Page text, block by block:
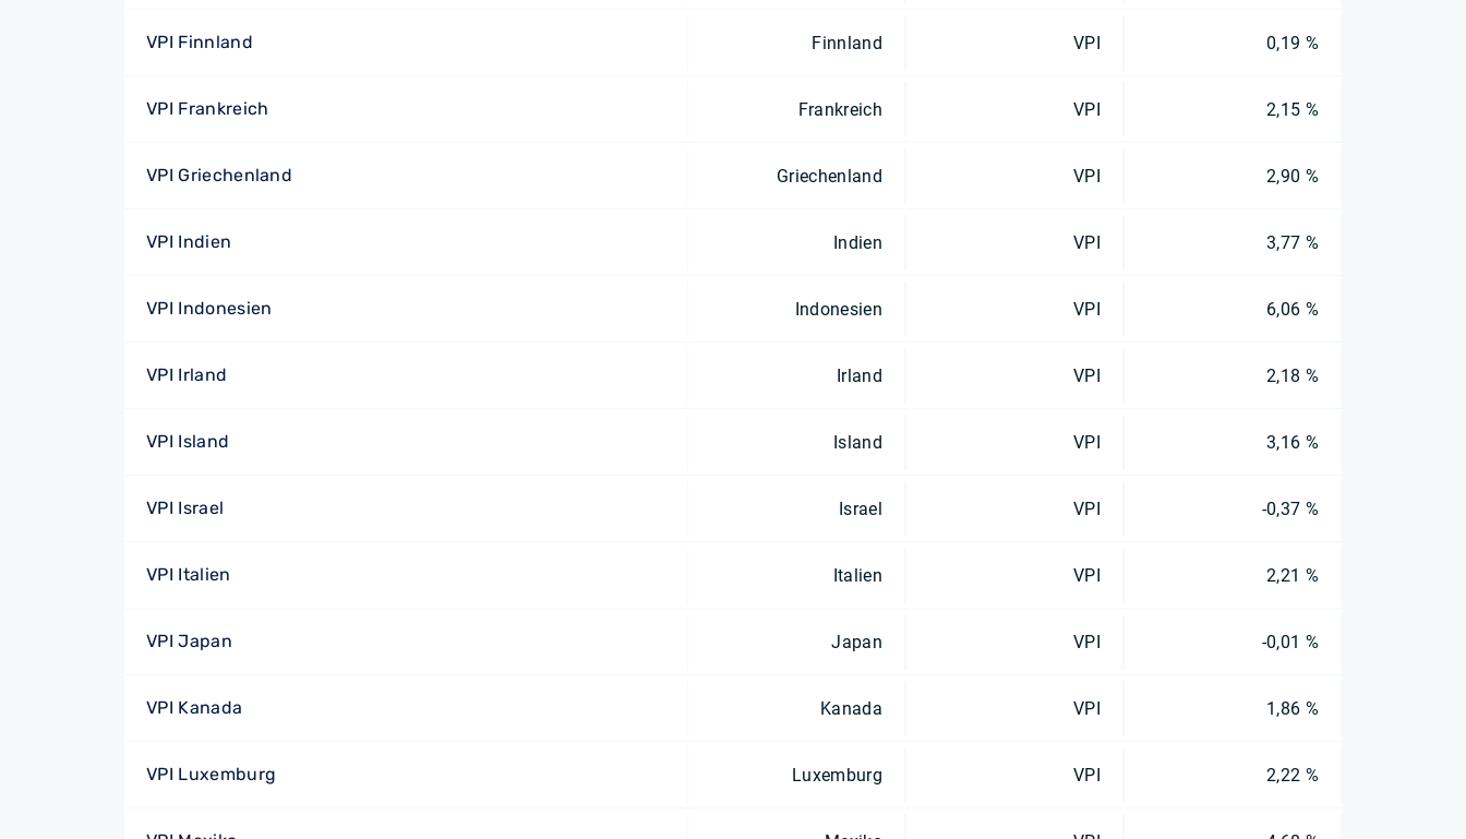
VPI Finnland Finnland VPI 0,19 %
VPI Frankreich Frankreich VPI 2,15 %
VPI Griechenland Griechenland VPI 2,90 %
VPI Indien Indien VPI 3,77 %
VPI Indonesien Indonesien VPI 6,06 %
VPI Irland Irland VPI 2,18 %
VPI Island Island VPI 3,16 %
VPI Israel Israel VPI -0,37 %
VPI Italien Italien VPI 2,21 %
VPI Japan Japan VPI -0,01 %
VPI Kanada Kanada VPI 1,86 %
VPI Luxemburg Luxemburg VPI 2,22 %